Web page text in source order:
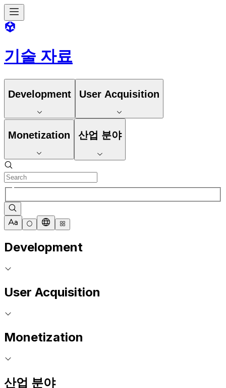
기술 자료
Development User Acquisition
Monetization 산업 분야
Development
User Acquisition
Monetization
산업 분야